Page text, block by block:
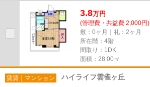
3.8万円
(管理費・共益費 2,000円)
敷：0ヶ月｜礼：2ヶ月
所在階：4階
間取り：1DK
面積：28.00㎡
賃貸｜マンション ハイライフ雲雀ヶ丘